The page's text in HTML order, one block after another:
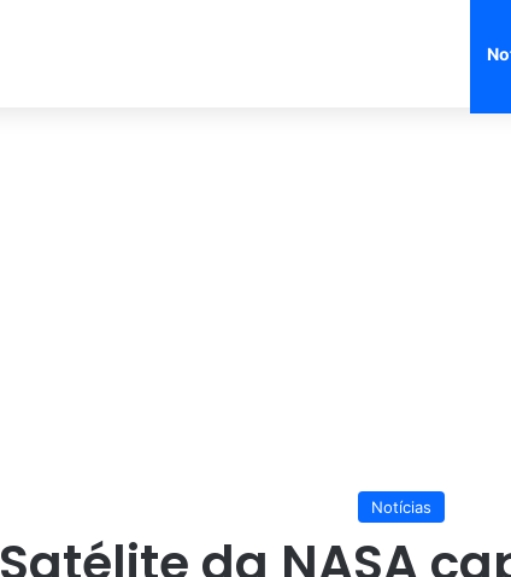
Notícias
Satélite da NASA